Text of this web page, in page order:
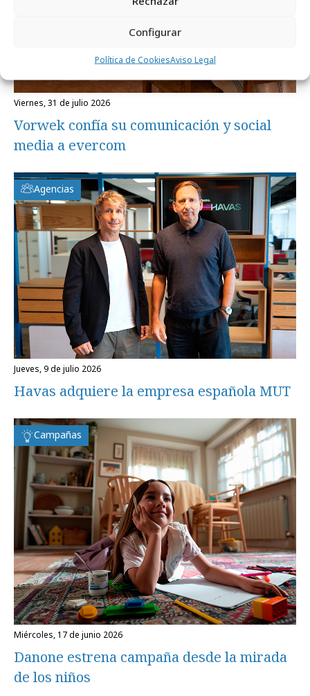
Configurar
Política de CookiesAviso Legal
viernes, 31 de julio 2026
Vorwek confía su comunicación y social
media a evercom
Agencias
jueves, 9 de julio 2026
Havas adquiere la empresa española MUT
Campañas
miércoles, 17 de junio 2026
Danone estrena campaña desde la mirada
de los niños